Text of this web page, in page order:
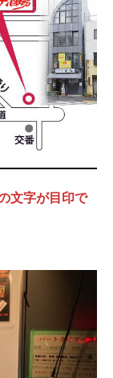
文字が目印で